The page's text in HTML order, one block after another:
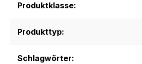
Produktklasse:
Produkttyp:
Schlagwörter: